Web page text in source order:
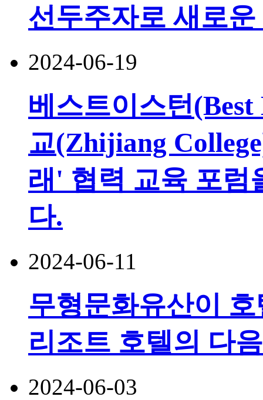
선두주자로 새로운
2024-06-19
베스트이스턴
교(Zhijiang
래' 협력 교육 포럼
다.
2024-06-11
무형문화유산이
리조트 호텔의 다
2024-06-03